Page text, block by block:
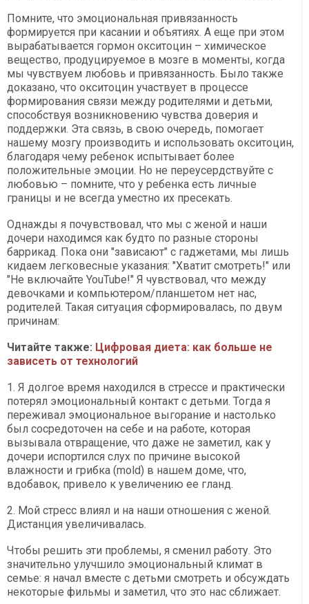
Помните, что эмоциональная привязанность
формируется при касании и объятиях. А еще при этом
вырабатывается гормон окситоцин – химическое
вещество, продуцируемое в мозге в моменты, когда
мы чувствуем любовь и привязанность. Было также
доказано, что окситоцин участвует в процессе
формирования связи между родителями и детьми,
способствуя возникновению чувства доверия и
поддержки. Эта связь, в свою очередь, помогает
нашему мозгу производить и использовать окситоцин,
благодаря чему ребенок испытывает более
положительные эмоции. Но не переусердствуйте с
любовью – помните, что у ребенка есть личные
границы и не всегда уместно их пресекать.
Однажды я почувствовал, что мы с женой и наши
дочери находимся как будто по разные стороны
баррикад. Пока они "зависают" с гаджетами, мы лишь
кидаем легковесные указания: "Хватит смотреть!" или
"Не включайте YouTube!" Я чувствовал, что между
девочками и компьютером/планшетом нет нас,
родителей. Такая ситуация сформировалась, по двум
причинам:
Читайте также: Цифровая диета: как больше не
зависеть от технологий
1. Я долгое время находился в стрессе и практически
потерял эмоциональный контакт с детьми. Тогда я
переживал эмоциональное выгорание и настолько
был сосредоточен на себе и на работе, которая
вызывала отвращение, что даже не заметил, как у
дочери испортился слух по причине высокой
влажности и грибка (mold) в нашем доме, что,
вдобавок, привело к увеличению ее гланд.
2. Мой стресс влиял и на наши отношения с женой.
Дистанция увеличивалась.
Чтобы решить эти проблемы, я сменил работу. Это
значительно улучшило эмоциональный климат в
семье: я начал вместе с детьми смотреть и обсуждать
некоторые фильмы и заметил, что это нас сближает.